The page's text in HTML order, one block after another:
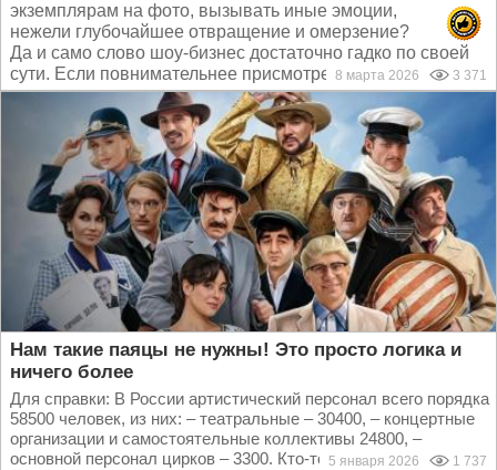
экземплярам на фото, вызывать иные эмоции,
нежели глубочайшее отвращение и омерзение?
Да и само слово шоу-бизнес достаточно гадко по своей
сути. Если повнимательнее присмотреться к нему...
8 марта 2026 3 371
Нам такие паяцы не нужны! Это просто логика и
ничего более
Для справки: В России артистический персонал всего порядка
58500 человек, из них: – театральные – 30400, – концертные
организации и самостоятельные коллективы 24800, –
основной персонал цирков – 3300. Кто-то...5 января 2026 1 737